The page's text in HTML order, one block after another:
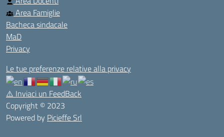
Area Famiglie
Bacheca sindacale
MaD
Privacy
Le tue preferenze relative alla privacy
⚠️ Inviaci un FeedBack
Copyright © 2023
Powered by Picieffe Srl